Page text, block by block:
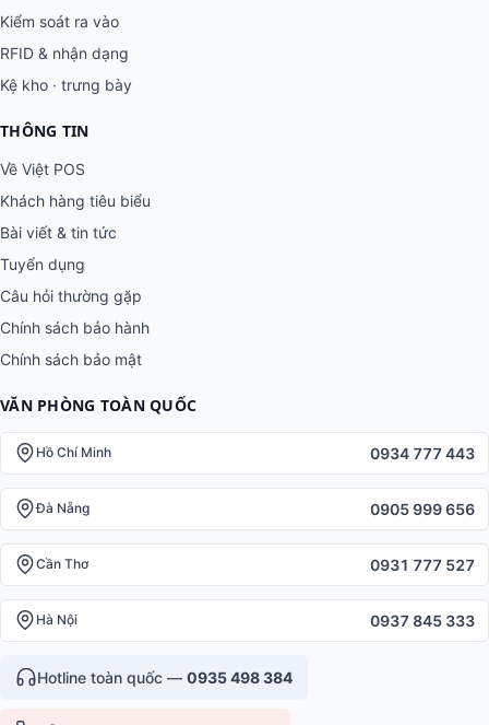
Kiểm soát ra vào
RFID & nhận dạng
Kệ kho · trưng bày
THÔNG TIN
Về Việt POS
Khách hàng tiêu biểu
Bài viết & tin tức
Tuyển dụng
Câu hỏi thường gặp
Chính sách bảo hành
Chính sách bảo mật
VĂN PHÒNG TOÀN QUỐC
Hồ Chí Minh 0934 777 443
Đà Nẵng 0905 999 656
Cần Thơ 0931 777 527
Hà Nội 0937 845 333
Hotline toàn quốc — 0935 498 384